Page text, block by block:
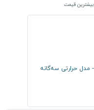
بیشترین قیمت